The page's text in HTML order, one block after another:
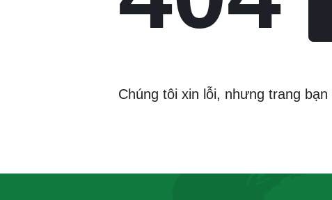
Chúng tôi xin lỗi, nhưng trang